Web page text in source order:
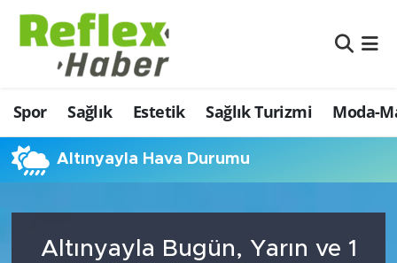
Spor Sağlık Estetik Sağlık Turizmi Moda-
Altınyayla Hava Durumu
Altınyayla Bugün, Yarın ve 1
Eğitim
Estetik
Firmalardan
İş ve Ekonomi
Nöbetçi Eczaneler
Hava Durumu
Namaz Vakitleri
Şampiyonlar Ligi Puan Durumu ve Fikstür